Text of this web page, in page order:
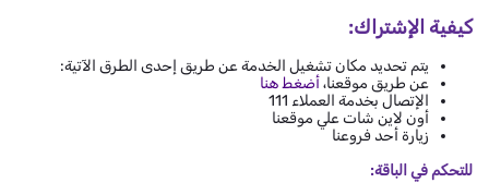
كيفية الإشتراك:
يتم تحديد مكان تشغيل الخدمة عن طريق إحدى الطرق الآتية:
عن طريق موقعنا،أضغط هنا
الإتصال بخدمة العملاء 111
أون لاين شات علي موقعنا
زيارة أحد فروعنا
للتحكم في الباقة: